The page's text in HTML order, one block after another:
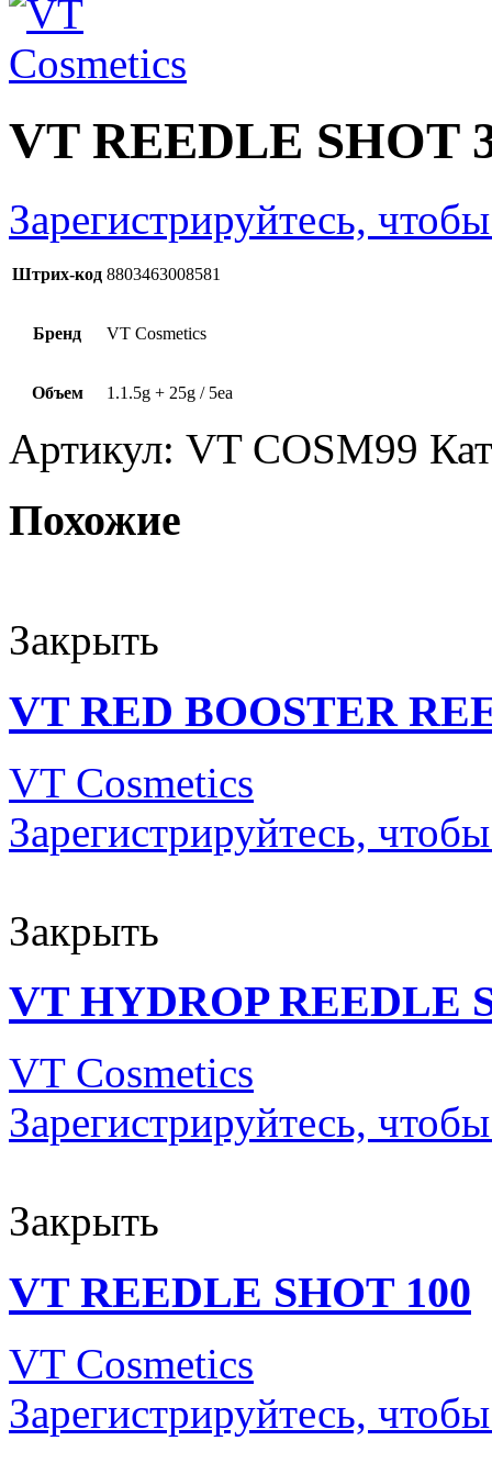
VT REEDLE SHOT
Зарегистрируйтесь,
Штрих-код 8803463008581
Бренд VT Cosmetics
Объем 1.1.5g + 25g / 5ea
Артикул: VT COSM99
Похожие
Закрыть
VT RED BOOSTER
VT Cosmetics
Зарегистрируйтесь,
Закрыть
VT HYDROP REEDLE
VT Cosmetics
Зарегистрируйтесь,
Закрыть
VT REEDLE SHOT 100
VT Cosmetics
Зарегистрируйтесь,